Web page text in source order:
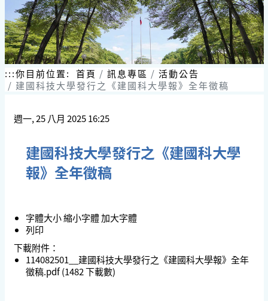
:::你目前位置: 首頁 訊息專區
活動公告
建國科技大學發行之《建國科大學報》全年徵稿
週一, 25 八月 2025 16:25
建國科技大學發行之《建國科大學
報》全年徵稿
字體大小縮小字體加大字體
列印
下載附件：
114082501__建國科技大學發行之《建國科大學報》全年
徵稿.pdf (1482 下載數)